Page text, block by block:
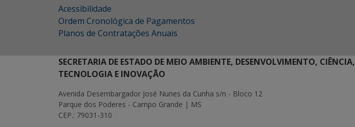
Acessibilidade
Ordem Cronológica de Pagamentos
Planos de Contratações Anuais
SECRETARIA DE ESTADO DE MEIO AMBIENTE, DESENVOLVIMENTO, CIÊNCIA,
TECNOLOGIA E INOVAÇÃO
Avenida Desembargador José Nunes da Cunha s/n - Bloco 12
Parque dos Poderes - Campo Grande | MS
CEP.: 79031-310